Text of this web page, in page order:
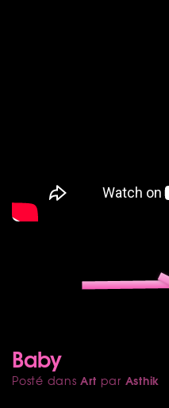
Baby
Posté dansArt par Asthik